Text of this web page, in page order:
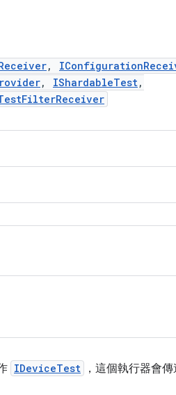
,
, IShardableTest,
IDeviceTest ，這個執行器會傳